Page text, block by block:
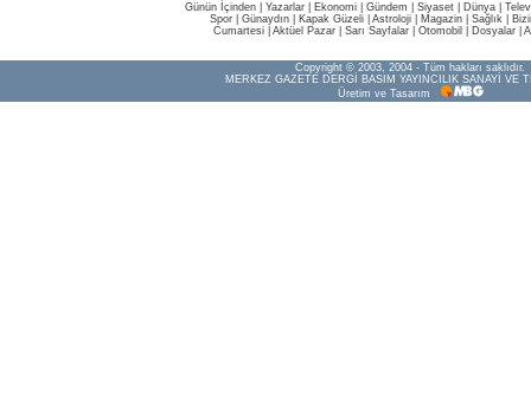
Günün İçinden Yazarlar Ekonomi Gündem Siyaset Dünya |
Spor
Günaydın Kapak Güzeli Astroloji Magazin Sağlık
Cumartesi| Aktüel Pazar| Sarı Sayfalar| Otomobil Dosyalar|
Copyright © 2003, 2004 - Tüm hakları saklıdır.
MERKEZ GAZETE DERGİ BASIM YAYINCILIK SANAYİ VE
Üretim ve Tasarım